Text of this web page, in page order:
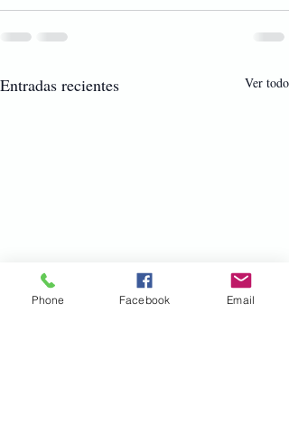
Entradas recientes Ver todo
Phone Facebook Email